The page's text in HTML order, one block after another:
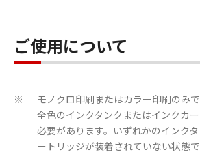
ご使用について
※
モノクロ印刷またはカラー印刷のみ
全色のインクタンクまたはインクカ
必要があります。いずれかのインク
ートリッジが装着されていない状態